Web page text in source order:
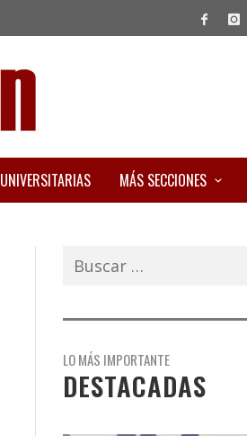
UNIVERSITARIAS MÁS SECCIONES
Buscar:
LO MÁS IMPORTANTE
DESTACADAS